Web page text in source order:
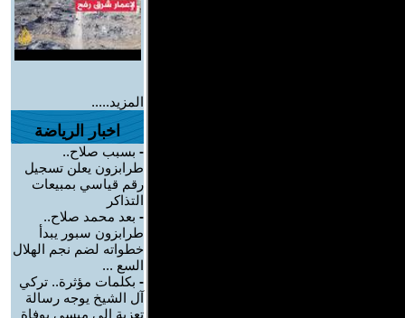
المزيد.....
اخبار الرياضة
- بسبب صلاح..
طرابزون يعلن تسجيل
رقم قياسي بمبيعات
التذاكر
- بعد محمد صلاح..
طرابزون سبور يبدأ
خطواته لضم نجم الهلال
السع ...
- بكلمات مؤثرة.. تركي
آل الشيخ يوجه رسالة
تعزية إلى ميسي بوفاة